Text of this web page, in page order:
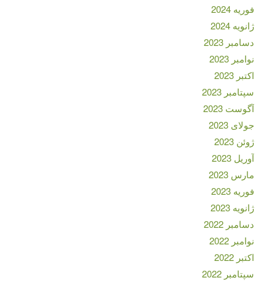
فوریه 2024
ژانویه 2024
دسامبر 2023
نوامبر 2023
اکتبر 2023
سپتامبر 2023
آگوست 2023
جولای 2023
ژوئن 2023
آوریل 2023
مارس 2023
فوریه 2023
ژانویه 2023
دسامبر 2022
نوامبر 2022
اکتبر 2022
سپتامبر 2022